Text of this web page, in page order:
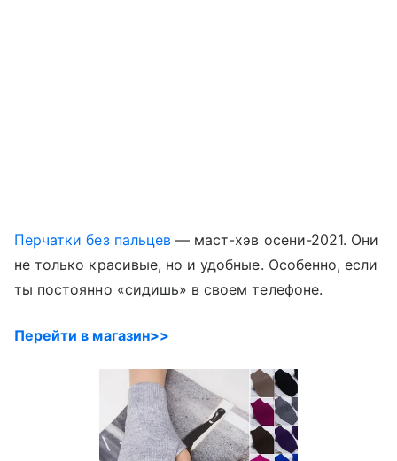
Перчатки без пальцев— маст-хэв осени-2021. Они
не только красивые, но и удобные. Особенно, если
ты постоянно «сидишь» в своем телефоне.
Перейти в магазин>>